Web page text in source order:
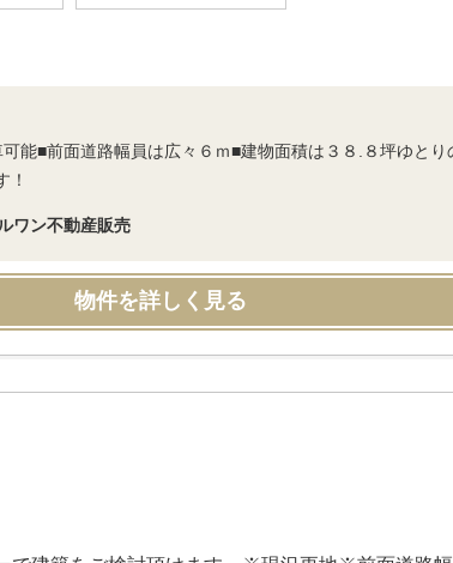
能■前面道路幅員は広々６ｍ■建物面積は３８.８坪ゆと
！
ワン不動産販売
物件を詳しく見る